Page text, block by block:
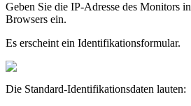
Geben Sie die IP-Adresse des Monitors in
Browsers ein.
Es erscheint ein Identifikationsformular.
Die Standard-Identifikationsdaten lauten: